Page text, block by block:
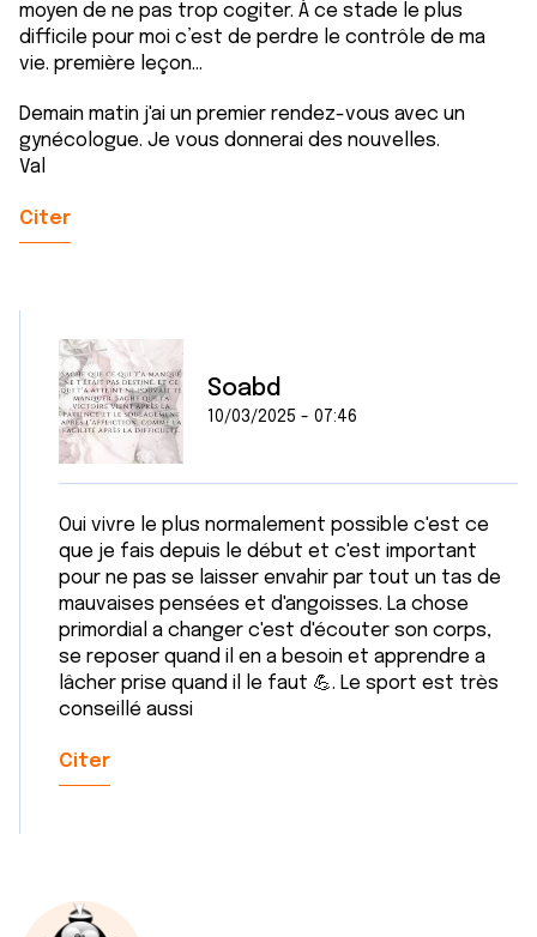
moyen de ne pas trop cogiter. À ce stade le plus
difficile pour moi c’est de perdre le contrôle de ma
vie. première leçon…
Demain matin j'ai un premier rendez-vous avec un
gynécologue. Je vous donnerai des nouvelles.
Val
Citer
Soabd
10/03/2025 - 07:46
Oui vivre le plus normalement possible c'est ce
que je fais depuis le début et c'est important
pour ne pas se laisser envahir par tout un tas de
mauvaises pensées et d'angoisses. La chose
primordial a changer c'est d'écouter son corps,
se reposer quand il en a besoin et apprendre a
lâcher prise quand il le faut 💪. Le sport est très
conseillé aussi
Citer